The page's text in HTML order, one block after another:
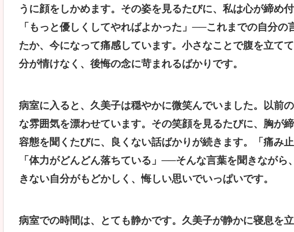
うに顔をしかめます。その姿を見るたびに、私は心が締め
「もっと優しくしてやればよかった」──これまでの自分
たか、今になって痛感しています。小さなことで腹を立て
分が情けなく、後悔の念に苛まれるばかりです。
病室に入ると、久美子は穏やかに微笑んでいました。以前
な雰囲気を漂わせています。その笑顔を見るたびに、胸が
容態を聞くたびに、良くない話ばかりが続きます。「痛み
「体力がどんどん落ちている」──そんな言葉を聞きなが
きない自分がもどかしく、悔しい思いでいっぱいです。
病室での時間は、とても静かです。久美子が静かに寝息を